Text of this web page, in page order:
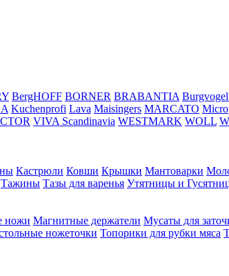
BergHOFF BORNER BRABANTIA
Kuchenprofi Lava Maisingers MARCATO
VIVA Scandinavia WESTMARK WOLL
Кастрюли Ковши Крышки Мантоварки
Тажины Тазы для варенья Утятницы и
ножи Магнитные держатели Мусаты для
ножеточки Топорики для рубки мяса